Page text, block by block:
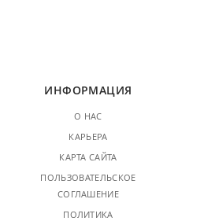
ИНФОРМАЦИЯ
О НАС
КАРЬЕРА
КАРТА САЙТА
ПОЛЬЗОВАТЕЛЬСКОЕ
СОГЛАШЕНИЕ
ПОЛИТИКА